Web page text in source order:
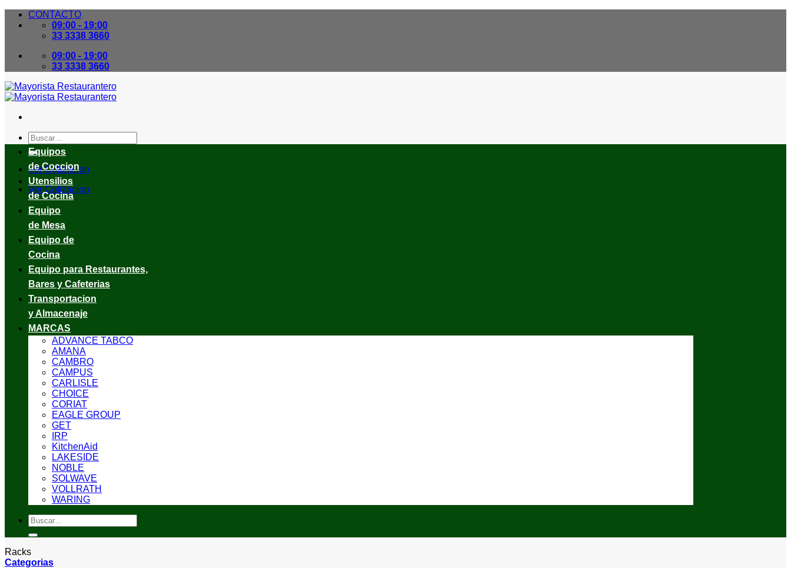
Skip
CONTACTO
09:00 - 19:00
33 3338 3660
09:00 - 19:00
33 3338 3660
Buscar
por:
Ver Cotizacion
Ver Cotizacion
Equipos
de Coccion
Utensilios
de Cocina
Equipo
de Mesa
Equipo de
Cocina
Equipo para Restaurantes,
Bares y Cafeterias
Transportacion
y Almacenaje
MARCAS
ADVANCE TABCO
AMANA
CAMBRO
CAMPUS
CARLISLE
CHOICE
CORIAT
EAGLE GROUP
GET
IRP
KitchenAid
LAKESIDE
NOBLE
SOLWAVE
VOLLRATH
WARING
Buscar
por:
Racks
Categorias